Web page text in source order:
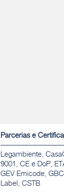
Parcerias e
Legambiente,
9001, CE e DoP,
GEV Emicode,
Label, CSTB